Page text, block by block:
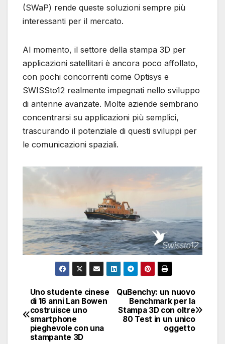
(SWaP) rende queste soluzioni sempre più
interessanti per il mercato.
Al momento, il settore della stampa 3D per
applicazioni satellitari è ancora poco affollato,
con pochi concorrenti come Optisys e
SWISSto12 realmente impegnati nello sviluppo
di antenne avanzate. Molte aziende sembrano
concentrarsi su applicazioni più semplici,
trascurando il potenziale di questi sviluppi per
le comunicazioni spaziali.
Navigazione
articoli
QuBenchy: un nuovo
Benchmark per la
Stampa 3D con oltre
80 Test in un unico
oggetto
Uno studente cinese
di 16 anni Lan Bowen
costruisce uno
smartphone
pieghevole con una
stampante 3D